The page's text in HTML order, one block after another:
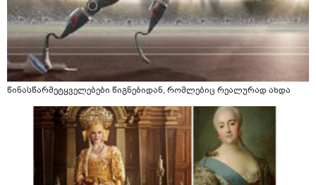
წინასწარმეტყველებები წიგნებიდან, რომლებიც რეალურად ახდა